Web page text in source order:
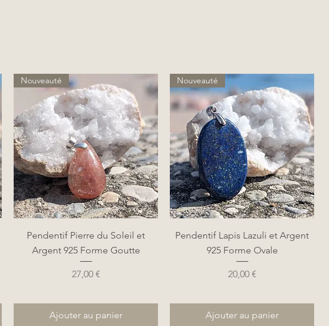
Aperçu rapide
Nouveauté
Pendentif Pierre du Soleil et
Argent 925 Forme Goutte
Prix
27,00 €
Ajouter au panier
Aperçu rapide
Nouveauté
Pendentif Lapis Lazuli et Argent
925 Forme Ovale
Prix
20,00 €
Ajouter au panier